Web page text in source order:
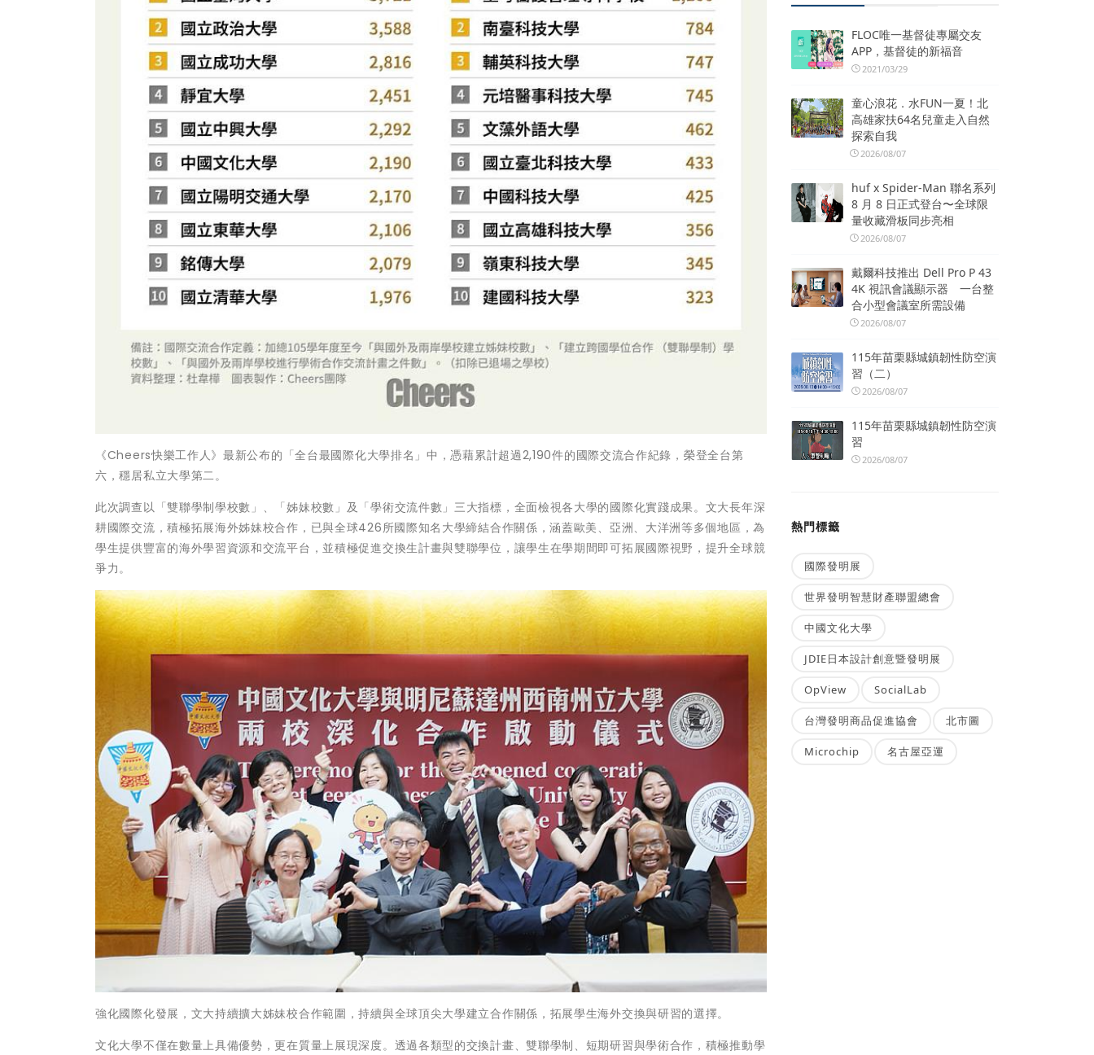
《Cheers快樂工作人》最新公布的「全台最國際化大學排名」中，憑藉累計超過2,190件的國際交流合作紀錄，榮登全台第
六，穩居私立大學第二。
此次調查以「雙聯學制學校數」、「姊妹校數」及「學術交流件數」三大指標，全面檢視各大學的國際化實踐成果。文大長年深
耕國際交流，積極拓展海外姊妹校合作，已與全球426所國際知名大學締結合作關係，涵蓋歐美、亞洲、大洋洲等多個地區，為
學生提供豐富的海外學習資源和交流平台，並積極促進交換生計畫與雙聯學位，讓學生在學期間即可拓展國際視野，提升全球競
爭力。
強化國際化發展，文大持續擴大姊妹校合作範圍，持續與全球頂尖大學建立合作關係，拓展學生海外交換與研習的選擇。
文化大學不僅在數量上具備優勢，更在質量上展現深度。透過各類型的交換計畫、雙聯學制、短期研習與學術合作，積極推動學
FLOC唯一基督徒專屬交友
APP，基督徒的新福音
2021/03/29
童心浪花．水FUN一夏！北
高雄家扶64名兒童走入自然
探索自我
2026/08/07
huf x Spider-Man 聯名系列
8 月 8 日正式登台〜全球限
量收藏滑板同步亮相
2026/08/07
戴爾科技推出 Dell Pro P 43
4K 視訊會議顯示器 一台整
合小型會議室所需設備
2026/08/07
115年苗栗縣城鎮韌性防空演
習（二）
2026/08/07
115年苗栗縣城鎮韌性防空演
習
2026/08/07
熱門標籤
國際發明展
世界發明智慧財產聯盟總會
中國文化大學
JDIE日本設計創意暨發明展
OpView SocialLab
台灣發明商品促進協會 北市圖
Microchip 名古屋亞運